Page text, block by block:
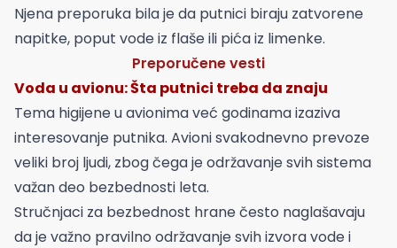
Njena preporuka bila je da putnici biraju zatvorene
napitke, poput vode iz flaše ili pića iz limenke.
Preporučene vesti
Voda u avionu: Šta putnici treba da znaju
Tema higijene u avionima već godinama izaziva
interesovanje putnika. Avioni svakodnevno prevoze
veliki broj ljudi, zbog čega je održavanje svih sistema
važan deo bezbednosti leta.
Stručnjaci za bezbednost hrane često naglašavaju
da je važno pravilno održavanje svih izvora vode i